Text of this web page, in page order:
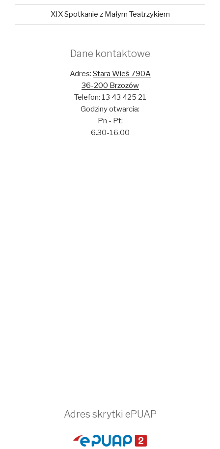
XIX Spotkanie z Małym Teatrzykiem
Dane kontaktowe
Adres: Stara Wieś 790A
36-200 Brzozów
Telefon: 13 43 425 21
Godziny otwarcia:
Pn - Pt:
6.30-16.00
Adres skrytki ePUAP